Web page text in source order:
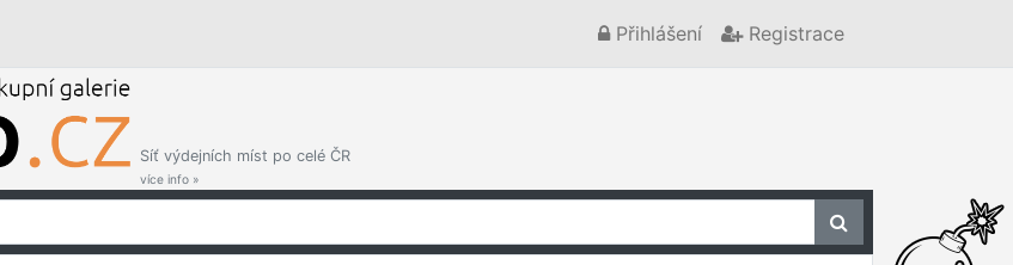
Přihlášení Registrace
Síť výdejních míst po celé ČR
více info »